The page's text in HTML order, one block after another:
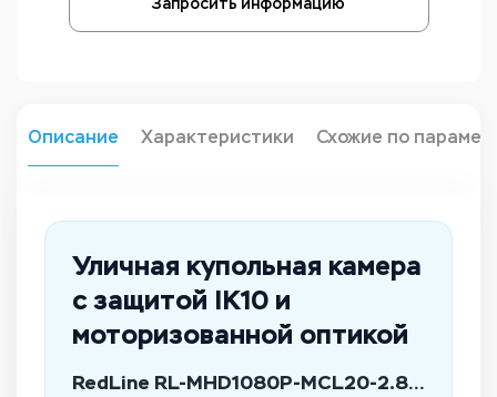
Запросить информацию
Описание Характеристики Схожие по
Уличная купольная камера
с защитой IK10 и
моторизованной оптикой
RedLine RL-MHD1080P-MCL20-2.8…